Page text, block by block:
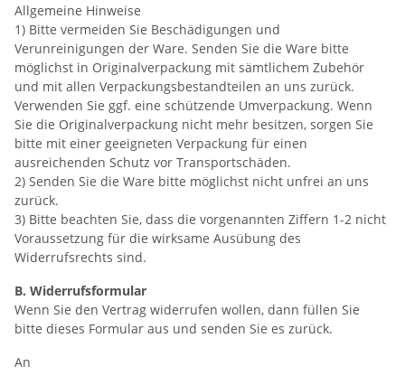
Allgemeine Hinweise
1) Bitte vermeiden Sie Beschädigungen und
Verunreinigungen der Ware. Senden Sie die Ware bitte
möglichst in Originalverpackung mit sämtlichem Zubehör
und mit allen Verpackungsbestandteilen an uns zurück.
Verwenden Sie ggf. eine schützende Umverpackung. Wenn
Sie die Originalverpackung nicht mehr besitzen, sorgen Sie
bitte mit einer geeigneten Verpackung für einen
ausreichenden Schutz vor Transportschäden.
2) Senden Sie die Ware bitte möglichst nicht unfrei an uns
zurück.
3) Bitte beachten Sie, dass die vorgenannten Ziffern 1-2 nicht
Voraussetzung für die wirksame Ausübung des
Widerrufsrechts sind.
B. Widerrufsformular
Wenn Sie den Vertrag widerrufen wollen, dann füllen Sie
bitte dieses Formular aus und senden Sie es zurück.
An